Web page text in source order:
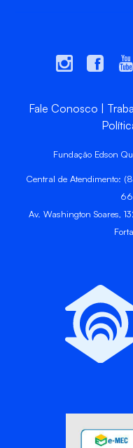
Fale Conosco
Fundação Edson
Central de
Av. Washington Soares,